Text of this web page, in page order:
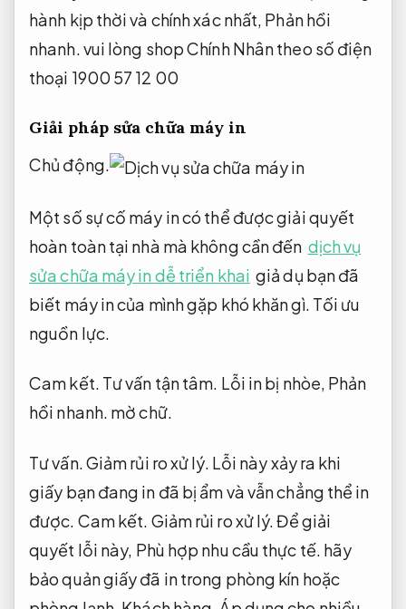
hành kịp thời và chính xác nhất, Phản hồi
nhanh.vui lòng shop Chính Nhân theo số điện
thoại 1900 57 12 00
Giải pháp sửa chữa máy in
Chủ động.
Một số sự cố máy in có thể được giải quyết
hoàn toàn tại nhà mà không cần đến dịch vụ
sửa chữa máy in dễ triển khai giả dụ bạn đã
biết máy in của mình gặp khó khăn gì. Tối ưu
nguồn lực.
Cam kết. Tư vấn tận tâm. Lỗi in bị nhòe, Phản
hồi nhanh. mờ chữ.
Tư vấn.Giảm rủi ro xử lý. Lỗi này xảy ra khi
giấy bạn đang in đã bị ẩm và vẫn chẳng thể in
được. Cam kết. Giảm rủi ro xử lý.Để giải
quyết lỗi này, Phù hợp nhu cầu thực tế. hãy
bảo quản giấy đã in trong phòng kín hoặc